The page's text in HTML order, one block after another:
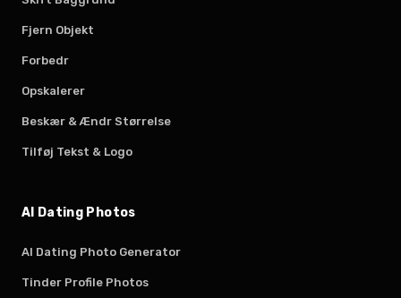
Fjern Objekt
Forbedr
Opskalerer
Beskær & Ændr Størrelse
Tilføj Tekst & Logo
AI Dating Photos
AI Dating Photo Generator
Tinder Profile Photos